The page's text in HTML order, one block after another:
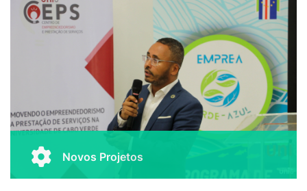
Curabitur in tincidunt enim, et elementum augue. Cras
lacinia in lectus eu consectetur
Mais Informações
Novos Projetos